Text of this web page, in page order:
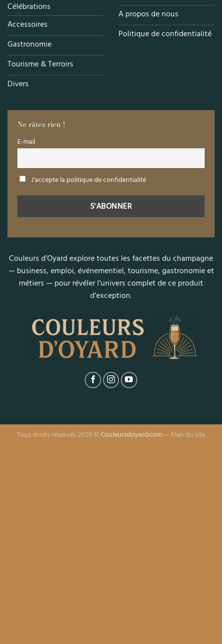
Célébrations
Accessoires
Gastronomie
Tourisme & Terroirs
Divers
A propos de nous
Politique de confidentialité
Ne râtez rien !
E-mail
J'accepte la politique de confidentialité
Couleurs d’Oyard explore toutes les facettes du champagne
— business, emploi, événementiel, tourisme, gastronomie et
métiers — pour révéler l’univers complet de ce produit
d’exception.
Tous droits réservés 2026 © Couleursdoyard.com — Plan du site